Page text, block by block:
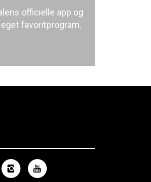
officielle app og
favoritprogram.